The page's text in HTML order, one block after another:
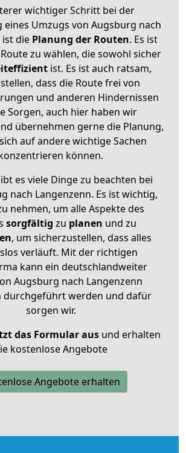
wichtiger Schritt bei der
Umzugs von Augsburg nach
ist die Planung der Routen. Es ist
zu wählen, die sowohl sicher
ist. Es ist auch ratsam,
dass die Route frei von
und anderen Hindernissen
Sorgen, auch hier haben wir
übernehmen gerne die Planung,
auf andere wichtige Sachen
können.
es viele Dinge zu beachten bei
nach Langenzenn. Es ist wichtig,
nehmen, um alle Aspekte des
sorgfältig zu planen und zu
, um sicherzustellen, dass alles
verläuft. Mit der richtigen
kann ein deutschlandweiter
Augsburg nach Langenzenn
durchgeführt werden und dafür
sorgen wir.
das Formular ausund erhalten
kostenlose Angebote
Angebote erhalten